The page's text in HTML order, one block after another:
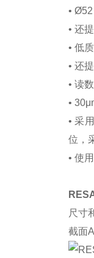
•
• 还
• 低
• 还
• 读
•
• 采
位，
• 使
尺寸
截面